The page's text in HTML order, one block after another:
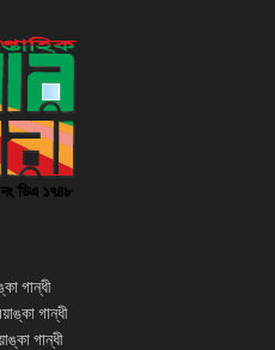
গান্ধী
গান্ধী
গান্ধী